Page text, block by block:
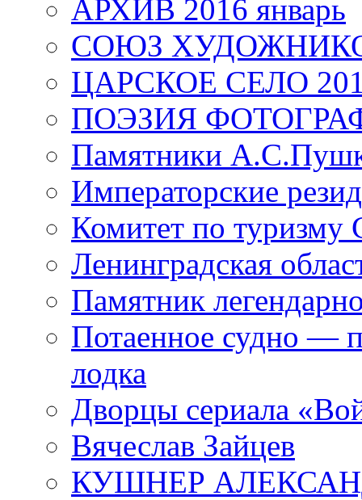
АРХИВ 2016 январь
СОЮЗ
ЦАРСКОЕ СЕЛО
ПОЭЗИЯ
Памятники
Императорские
Комитет по туризму
Ленинградская
Памятник
Потаенное судно —
лодка
Дворцы сериала
Вячеслав Зайцев
КУШНЕР